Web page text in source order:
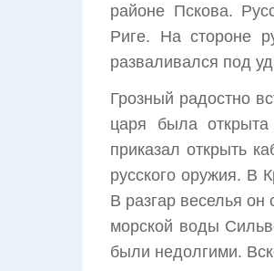
районе Пскова.
Риге. На стороне
разваливался под
Грозный радостно
царя была
приказал открыть
русского оружия. В
В разгар веселья
морской воды
были недолгими.